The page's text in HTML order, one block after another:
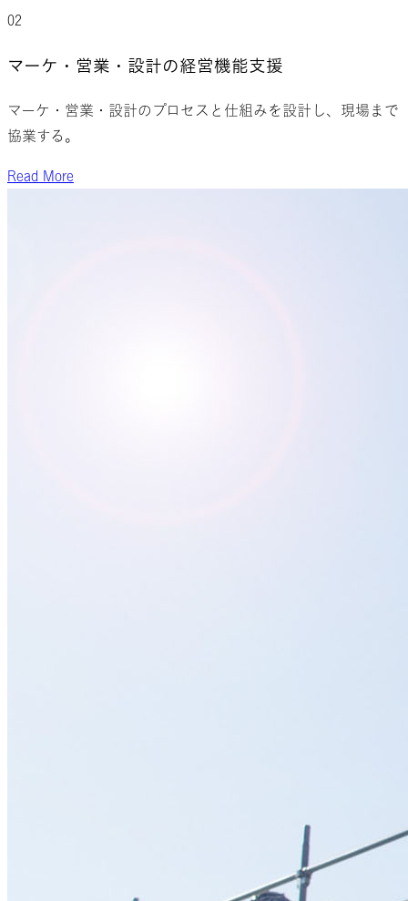
02
マーケ・営業・設計の経営機能支援
マーケ・営業・設計のプロセスと仕組みを設計し、現場まで
協業する。
Read More